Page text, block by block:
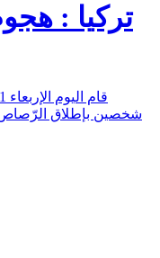
تركيا :
شخصين بإطلاق الرّصاص